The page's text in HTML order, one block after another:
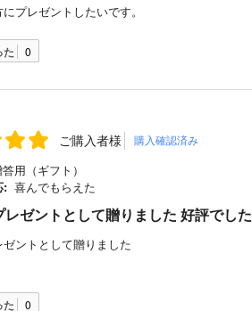
プレゼントしたいです。
た 0
ご購入者様 購入確認済み
用（ギフト）
: 喜んでもらえた
レゼントとして贈りました 好評でした
ントとして贈りました
た 0